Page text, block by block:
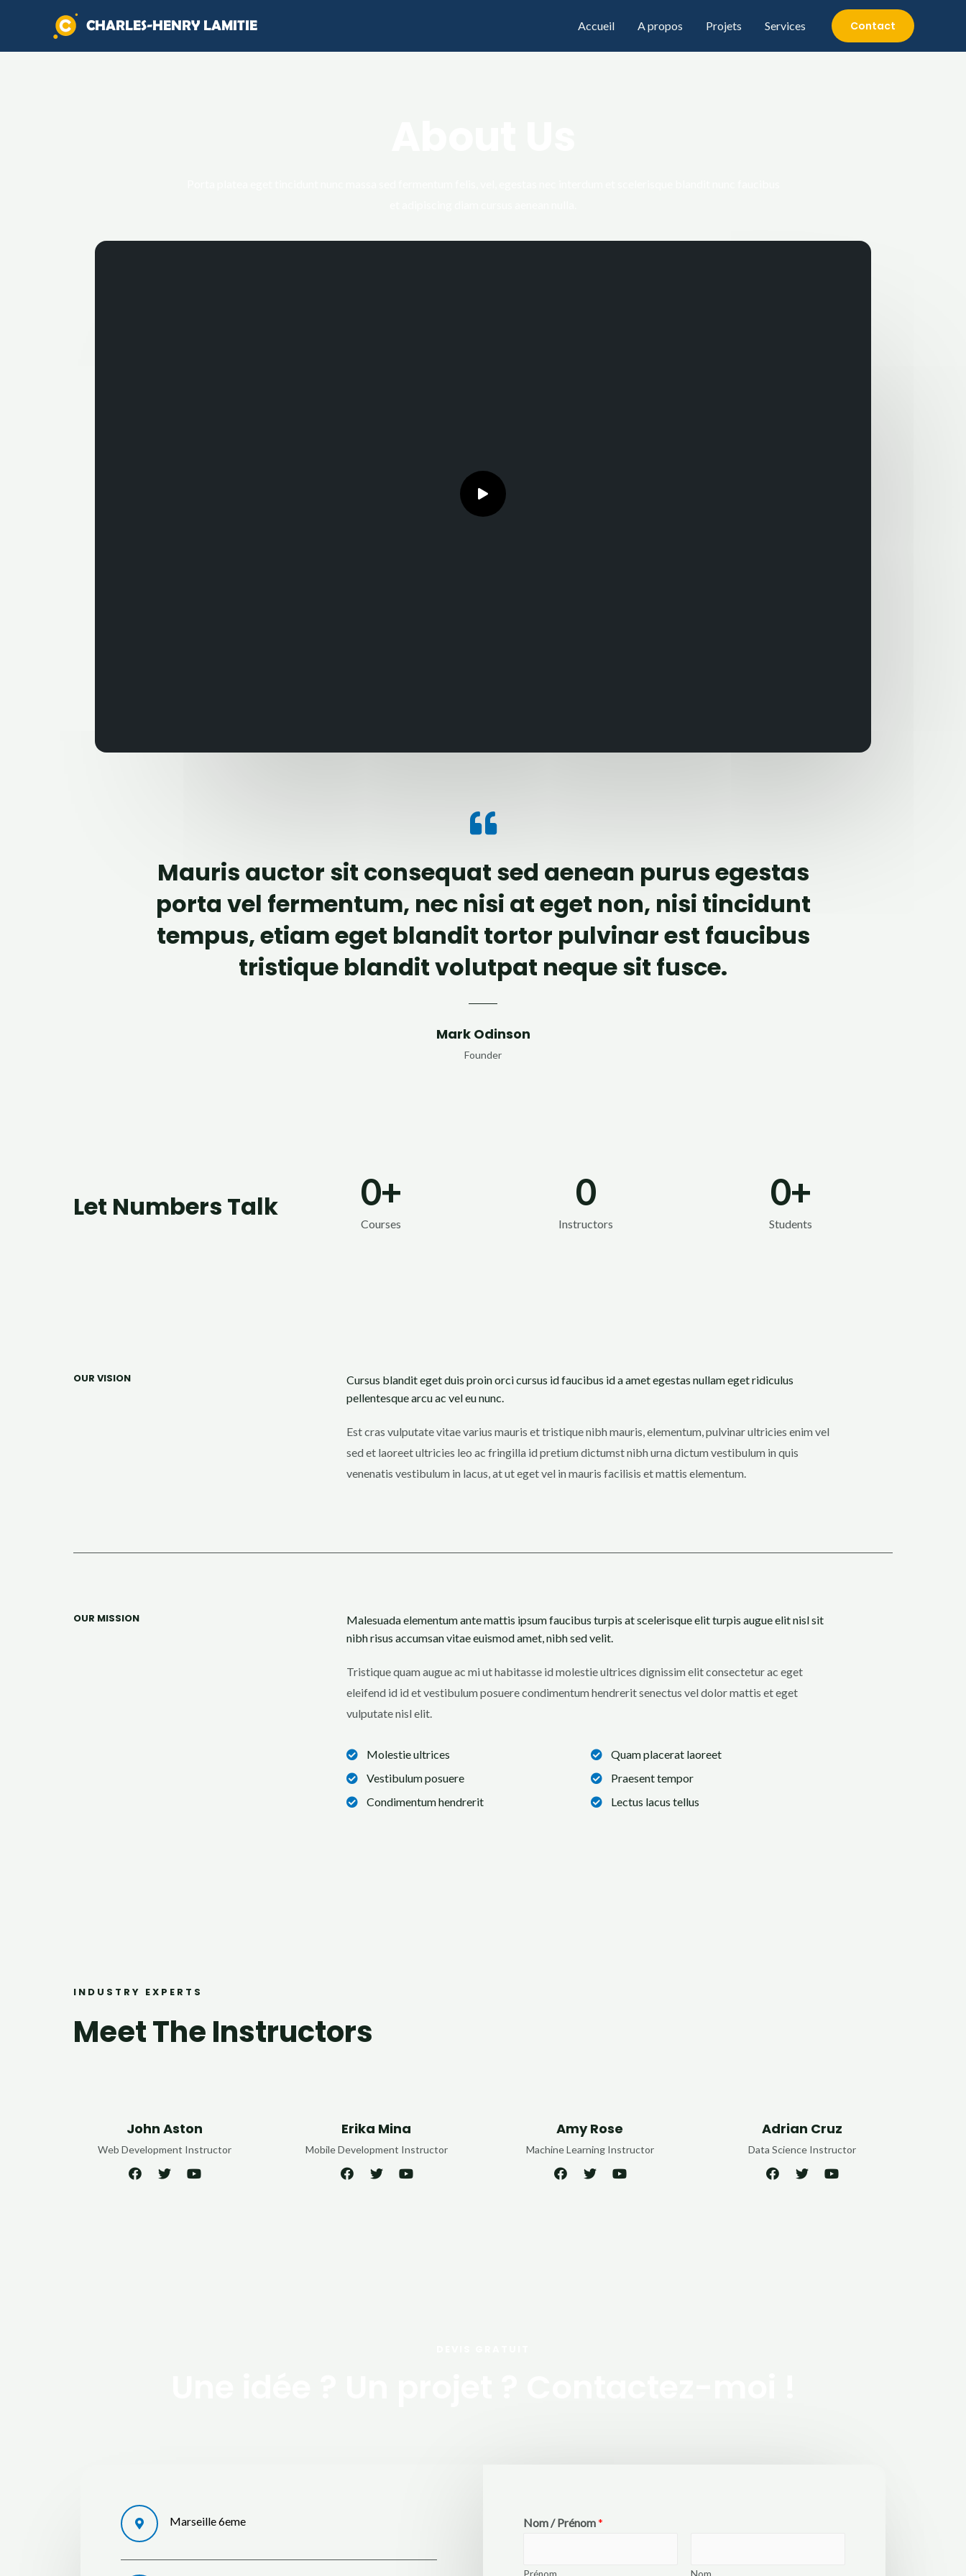
Accueil A propos Projets Services Contact
Mauris auctor sit consequat sed aenean purus egestas
porta vel fermentum, nec nisi at eget non, nisi tincidunt
tempus, etiam eget blandit tortor pulvinar est faucibus
tristique blandit volutpat neque sit fusce.
Mark Odinson
Founder
Let Numbers Talk 0+
Courses
0
Instructors
0+
Students
OUR VISION
Cursus blandit eget duis proin orci cursus id faucibus id a amet egestas nullam eget ridiculus
pellentesque arcu ac vel eu nunc.
Est cras vulputate vitae varius mauris et tristique nibh mauris, elementum, pulvinar ultricies enim vel
sed et laoreet ultricies leo ac fringilla id pretium dictumst nibh urna dictum vestibulum in quis
venenatis vestibulum in lacus, at ut eget vel in mauris facilisis et mattis elementum.
OUR MISSION
Malesuada elementum ante mattis ipsum faucibus turpis at scelerisque elit turpis augue elit nisl sit
nibh risus accumsan vitae euismod amet, nibh sed velit.
Tristique quam augue ac mi ut habitasse id molestie ultrices dignissim elit consectetur ac eget
eleifend id id et vestibulum posuere condimentum hendrerit senectus vel dolor mattis et eget
vulputate nisl elit.
Molestie ultrices
Vestibulum posuere
Condimentum hendrerit
Quam placerat laoreet
Praesent tempor
Lectus lacus tellus
INDUSTRY EXPERTS
Meet The Instructors
John Aston
Web Development Instructor
Erika Mina
Mobile Development Instructor
Amy Rose
Machine Learning Instructor
Adrian Cruz
Data Science Instructor
Marseille 6eme Nom / Prénom*